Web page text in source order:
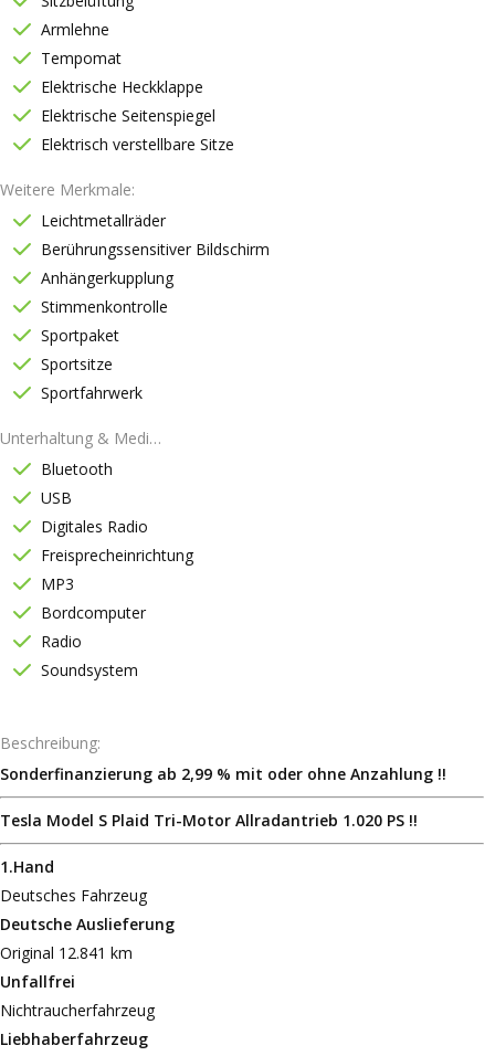
Armlehne
Tempomat
Elektrische Heckklappe
Elektrische Seitenspiegel
Elektrisch verstellbare Sitze
Weitere Merkmale
Leichtmetallräder
Berührungssensitiver Bildschirm
Anhängerkupplung
Stimmenkontrolle
Sportpaket
Sportsitze
Sportfahrwerk
Unterhaltung & Medien
Bluetooth
USB
Digitales Radio
Freisprecheinrichtung
MP3
Bordcomputer
Radio
Soundsystem
Beschreibung
Sonderfinanzierung ab 2,99 % mit oder ohne Anzahlung !!
Tesla Model S Plaid Tri-Motor Allradantrieb 1.020 PS !!
1.Hand
Deutsches Fahrzeug
Deutsche Auslieferung
Original 12.841 km
Unfallfrei
Nichtraucherfahrzeug
Liebhaberfahrzeug